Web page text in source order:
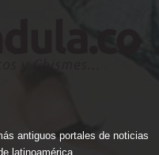
antiguos portales de noticias
latinoamérica.